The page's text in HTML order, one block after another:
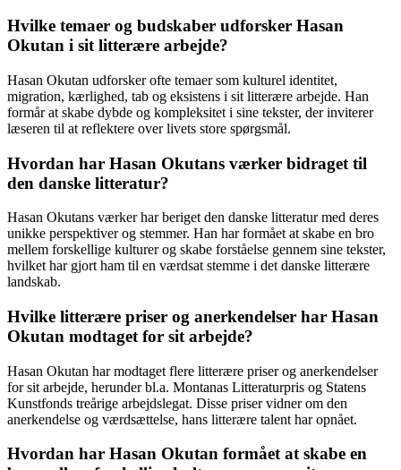
Hvilke temaer og budskaber udforsker Hasan
Okutan i sit litterære arbejde?
Hasan Okutan udforsker ofte temaer som kulturel identitet,
migration, kærlighed, tab og eksistens i sit litterære arbejde. Han
formår at skabe dybde og kompleksitet i sine tekster, der inviterer
læseren til at reflektere over livets store spørgsmål.
Hvordan har Hasan Okutans værker bidraget til
den danske litteratur?
Hasan Okutans værker har beriget den danske litteratur med deres
unikke perspektiver og stemmer. Han har formået at skabe en bro
mellem forskellige kulturer og skabe forståelse gennem sine tekster,
hvilket har gjort ham til en værdsat stemme i det danske litterære
landskab.
Hvilke litterære priser og anerkendelser har Hasan
Okutan modtaget for sit arbejde?
Hasan Okutan har modtaget flere litterære priser og anerkendelser
for sit arbejde, herunder bl.a. Montanas Litteraturpris og Statens
Kunstfonds treårige arbejdslegat. Disse priser vidner om den
anerkendelse og værdsættelse, hans litterære talent har opnået.
Hvordan har Hasan Okutan formået at skabe en